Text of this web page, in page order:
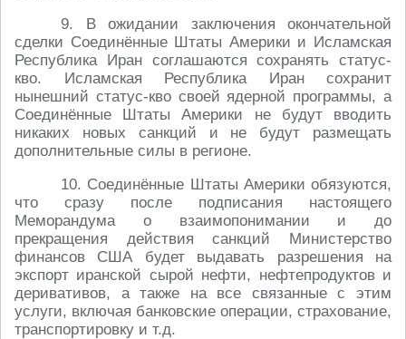
9. В ожидании заключения окончательной
сделки Соединённые Штаты Америки и Исламская
Республика Иран соглашаются сохранять статус-
кво. Исламская Республика Иран сохранит
нынешний статус-кво своей ядерной программы, а
Соединённые Штаты Америки не будут вводить
никаких новых санкций и не будут размещать
дополнительные силы в регионе.
10. Соединённые Штаты Америки обязуются,
что сразу после подписания настоящего
Меморандума о взаимопонимании и до
прекращения действия санкций Министерство
финансов США будет выдавать разрешения на
экспорт иранской сырой нефти, нефтепродуктов и
деривативов, а также на все связанные с этим
услуги, включая банковские операции, страхование,
транспортировку и т.д.